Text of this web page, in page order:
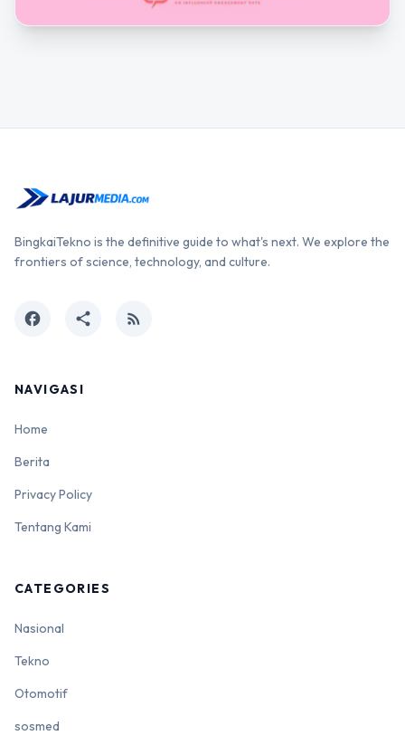
BingkaiTekno is the definitive guide to what's next. We explore the
frontiers of science, technology, and culture.
facebook share rss_feed
NAVIGASI
Home
Berita
Privacy Policy
Tentang Kami
CATEGORIES
Nasional
Tekno
Otomotif
sosmed